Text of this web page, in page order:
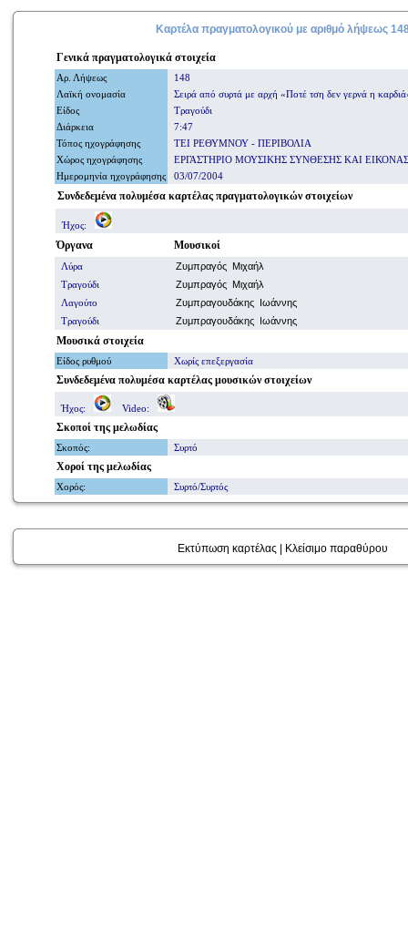
Καρτέλα πραγματολογικού με αριθμόλήψεως
Γενικά πραγματολογικά στοιχεία
Αρ. Λήψεως
148
Λαϊκή ονομασία
Σειρά από συρτά με αρχή «Ποτέ τση δεν γερνά η
Είδος
Τραγούδι
Διάρκεια
7:47
Τόπος ηχογράφησης
ΤΕΙ ΡΕΘΥΜΝΟΥ - ΠΕΡΙΒΟΛΙΑ
Χώρος ηχογράφησης
ΕΡΓΑΣΤΗΡΙΟ ΜΟΥΣΙΚΗΣ ΣΥΝΘΕΣΗΣ ΚΑΙ ΕΙΚΟΝΑΣ
Ημερομηνία ηχογράφησης 03/07/2004
Συνδεδεμένα πολυμέσα καρτέλας πραγματολογικών στοιχείων
Ήχος:
Όργανα Μουσικοί
Λύρα
Ζυμπραγός Μιχαήλ
Τραγούδι
Ζυμπραγός Μιχαήλ
Λαγούτο
Ζυμπραγουδάκης Ιωάννης
Τραγούδι
Ζυμπραγουδάκης Ιωάννης
Μουσικά στοιχεία
Είδος ρυθμού Χωρίς επεξεργασία
Συνδεδεμένα πολυμέσα καρτέλας μουσικών στοιχείων
Ήχος: Video:
Σκοποί της μελωδίας
Σκοπός: Συρτό
Χοροί της μελωδίας
Χορός: Συρτό/Συρτός
Εκτύπωση καρτέλας Κλείσιμο παραθύρου